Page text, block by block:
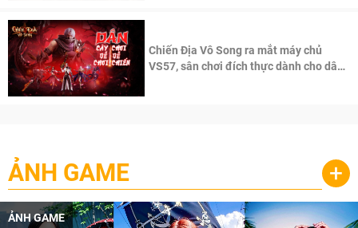
Chiến Địa Vô Song ra mắt máy chủ
VS57, sân chơi đích thực dành cho dân
ẢNH GAME +
ẢNH GAME